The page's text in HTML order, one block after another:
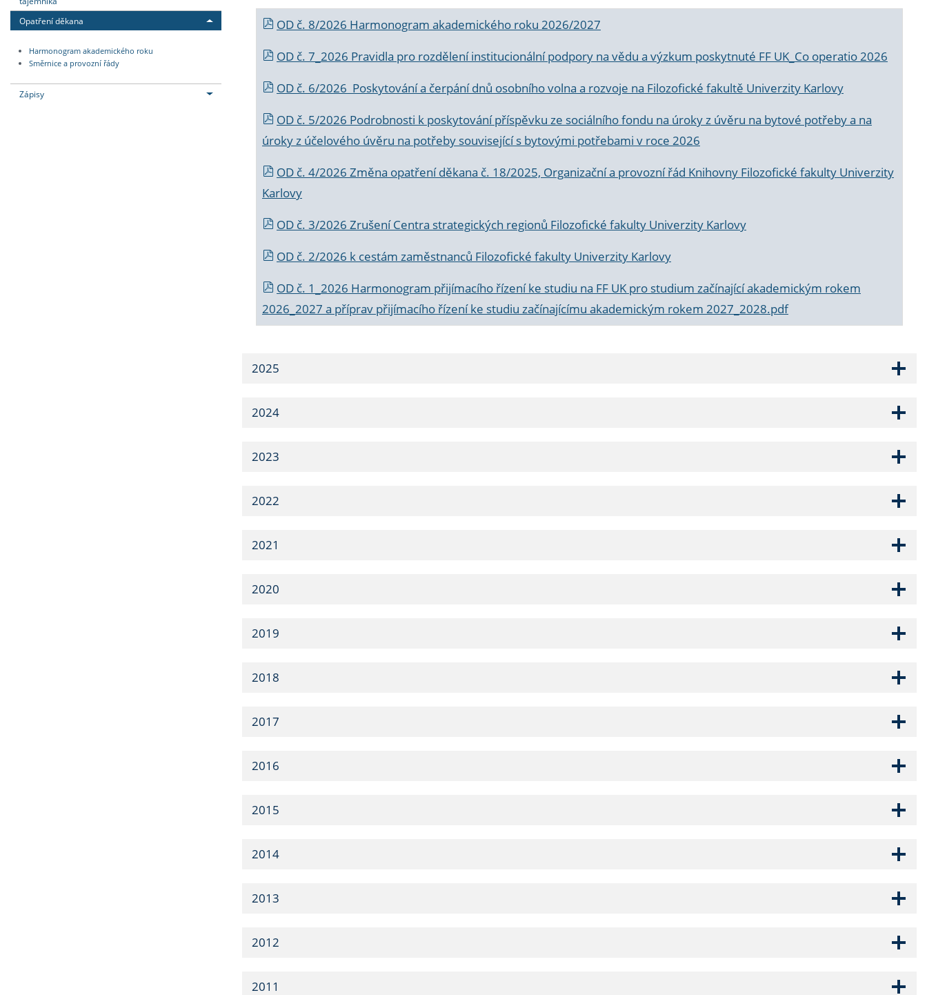
Opatření děkana
Harmonogram akademického roku
Směrnice a provozní řády
Zápisy
OD č. 8/2026 Harmonogram akademického roku 2026/2027
OD č. 7_2026 Pravidla pro rozdělení institucionální podpory na vědu a výzkum poskytnuté FF UK_Co operatio 2026
OD č. 6/2026 Poskytování a čerpání dnů osobního volna a rozvoje na Filozofické fakultě Univerzity Karlovy
OD č. 5/2026 Podrobnosti k poskytování příspěvku ze sociálního fondu na úroky z úvěru na bytové potřeby a na
úroky z účelového úvěru na potřeby související s bytovými potřebami v roce 2026
OD č. 4/2026 Změna opatření děkana č. 18/2025, Organizační a provozní řád Knihovny Filozofické fakulty Univerzity
Karlovy
OD č. 3/2026 Zrušení Centra strategických regionů Filozofické fakulty Univerzity Karlovy
OD č. 2/2026 k cestám zaměstnanců Filozofické fakulty Univerzity Karlovy
OD č. 1_2026 Harmonogram přijímacího řízení ke studiu na FF UK pro studium začínající akademickým rokem
2026_2027 a příprav přijímacího řízení ke studiu začínajícímu akademickým rokem 2027_2028.pdf
2025
2024
2023
2022
2021
2020
2019
2018
2017
2016
2015
2014
2013
2012
2011